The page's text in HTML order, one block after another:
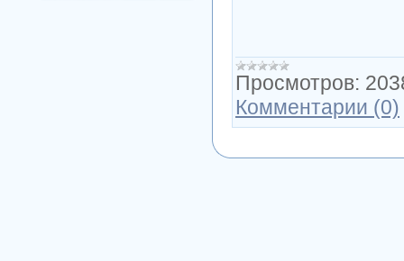
Просмотров:
Комментарии (0)